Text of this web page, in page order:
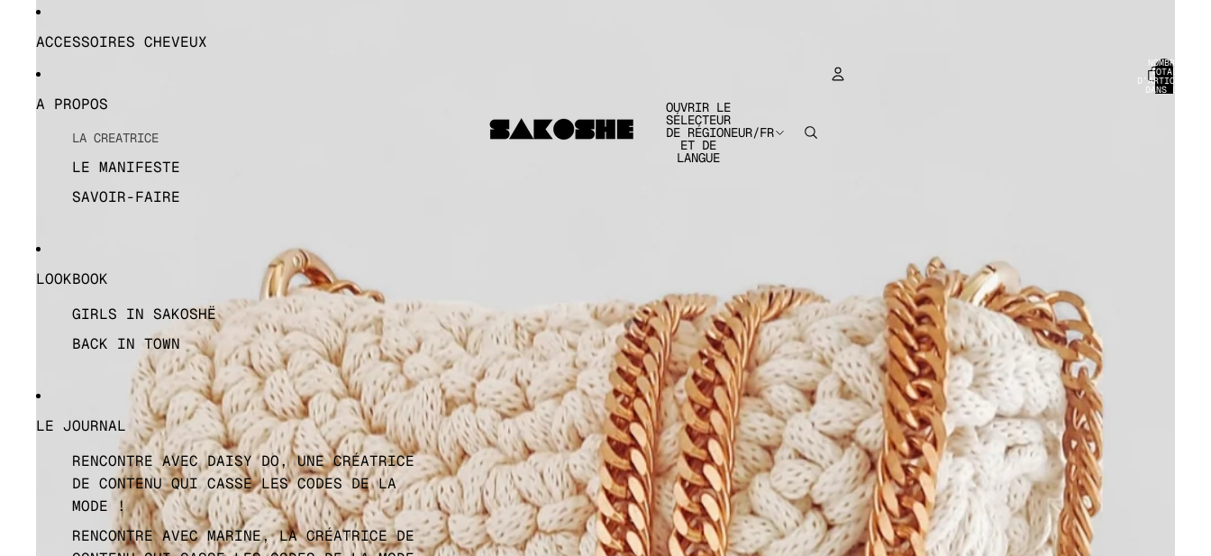
ACCESSOIRES CHEVEUX
A PROPOS
LA CREATRICE
LE MANIFESTE
SAVOIR-FAIRE
LOOKBOOK
GIRLS IN SAKOSHË
BACK IN TOWN
LE JOURNAL
RENCONTRE AVEC DAISY DO, UNE CRÉATRICE
DE CONTENU QUI CASSE LES CODES DE LA
MODE !
RENCONTRE AVEC MARINE, LA CRÉATRICE DE
OUVRIR LE
SÉLECTEUR
DE RÉGION
ET DE
LANGUE
EUR/FR
NOMBRE
TOTAL
D’ARTICLES
DANS LE